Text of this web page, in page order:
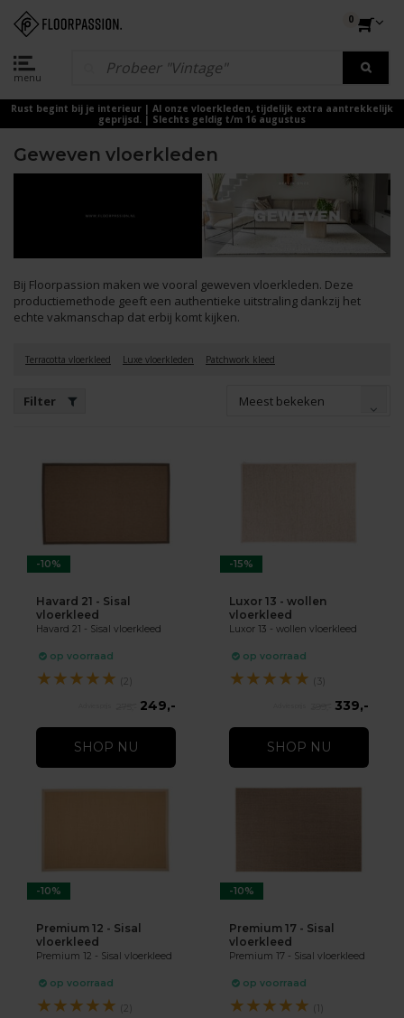
menu
0
Rust begint bij je interieur | Al onze vloerkleden, tijdelijk extra aantrekkelijk
geprijsd. | Slechts geldig t/m 16 augustus
Geweven vloerkleden
Bij Floorpassion maken we vooral geweven vloerkleden. Deze
productiemethode geeft een authentieke uitstraling dankzij het
echte vakmanschap dat erbij komt kijken.
Terracotta vloerkleed Luxe vloerkleden Patchwork kleed
Filter Meest bekeken
-10%
Havard 21 - Sisal
vloerkleed
Havard 21 - Sisal vloerkleed
op voorraad
★★★★★ (2)
249,-
SHOP NU
-15%
Luxor 13 - wollen
vloerkleed
Luxor 13 - wollen vloerkleed
op voorraad
★★★★★ (3)
339,-
SHOP NU
-10%
Premium 12 - Sisal
vloerkleed
Premium 12 - Sisal vloerkleed
op voorraad
★★★★★ (2)
-10%
Premium 17 - Sisal
vloerkleed
Premium 17 - Sisal vloerkleed
op voorraad
★★★★★ (1)